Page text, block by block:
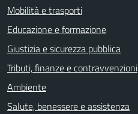
Mobilità e trasporti
Educazione e formazione
Giustizia e sicurezza pubblica
Tributi, finanze e contravvenzioni
Ambiente
Salute, benessere e assistenza